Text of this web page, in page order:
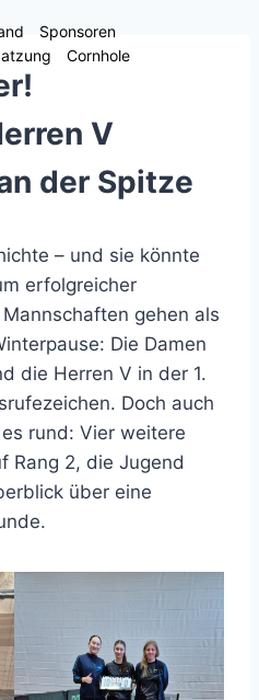
Sponsoren
Cornhole
V
der Spitze
– und sie könnte
erfolgreicher
gehen als
Die Damen
die Herren V in der 1.
Doch auch
rund: Vier weitere
Rang 2, die Jugend
über eine